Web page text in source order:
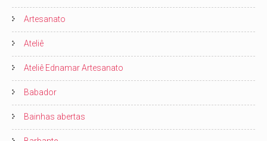
Artesanato
Ateliê
Ateliê Ednamar Artesanato
Babador
Bainhas abertas